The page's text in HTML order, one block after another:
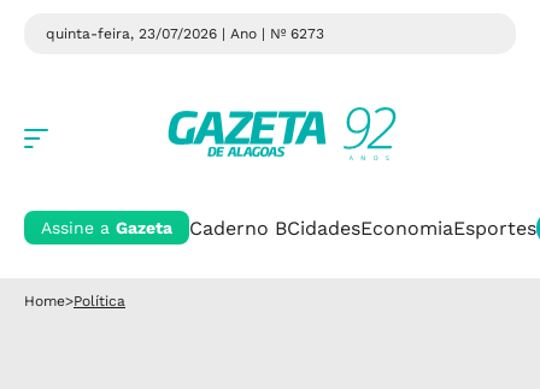
quinta-feira, 23/07/2026 | Ano | Nº 6273
Assine a Gazeta Caderno BCidadesEconomiaEsportes
Home>Política